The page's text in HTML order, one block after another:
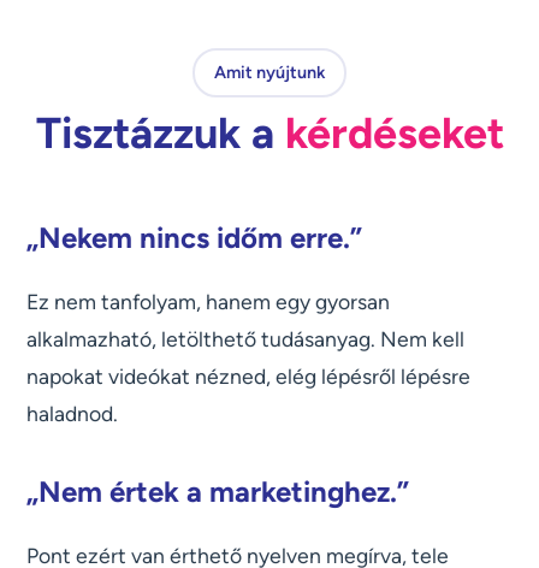
Amit nyújtunk
Tisztázzuk a kérdéseket
„Nekem nincs időm erre.”
Ez nem tanfolyam, hanem egy gyorsan
alkalmazható, letölthető tudásanyag. Nem kell
napokat videókat nézned, elég lépésről lépésre
haladnod.
„Nem értek a marketinghez.”
Pont ezért van érthető nyelven megírva, tele